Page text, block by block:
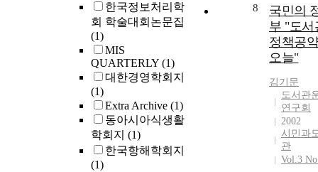
한국정보처리학
회 학술대회논문집
(1)
MIS
QUARTERLY (1)
대한경영학회지
(1)
Extra Archive (1)
동아시아식생활
학회지 (1)
한국항해학회지
(1)
8
국민의
부 "도서
정책공
오늘"
김기문
도서관
연구회
2002
시민과
관
Vol.3